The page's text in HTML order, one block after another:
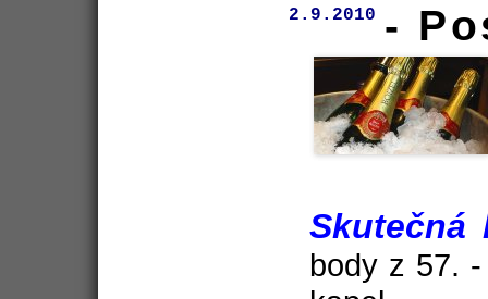
2.9.2010 -
Skutečná
body z 57.